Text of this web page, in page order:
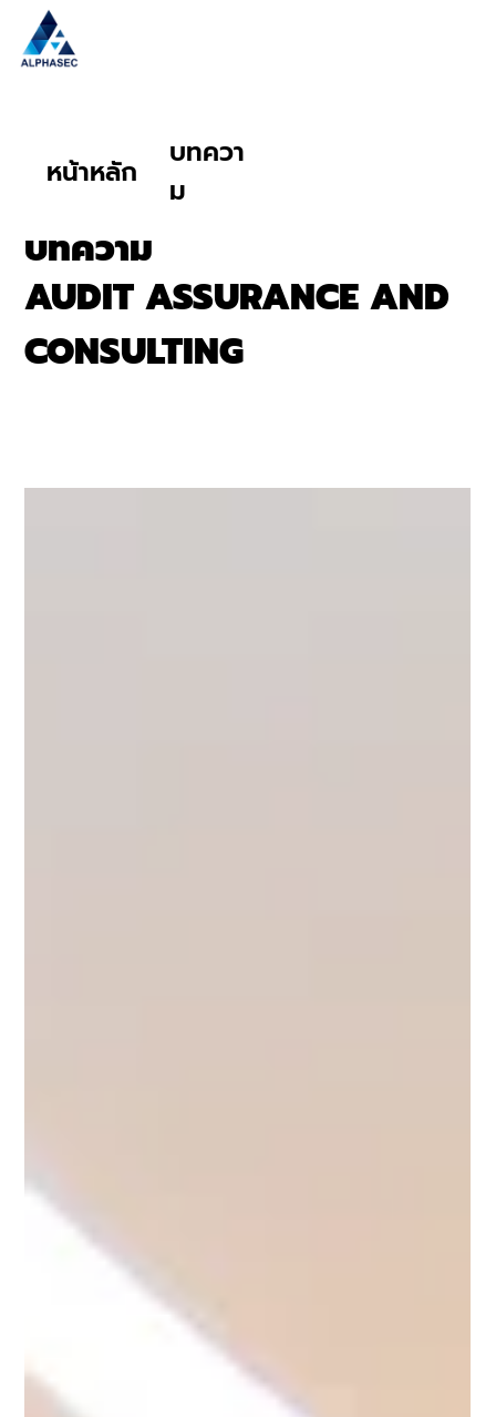
บทความ
AUDIT ASSURANCE AND
CONSULTING
หน้าหลัก
บทควา
ม